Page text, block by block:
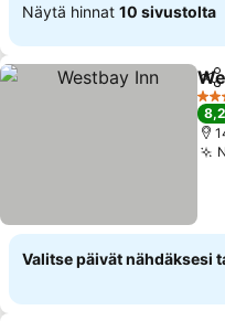
Näytä hinnat 10 sivustolta
Jaa
3
8,2
Valitse päivät nähdäksesi